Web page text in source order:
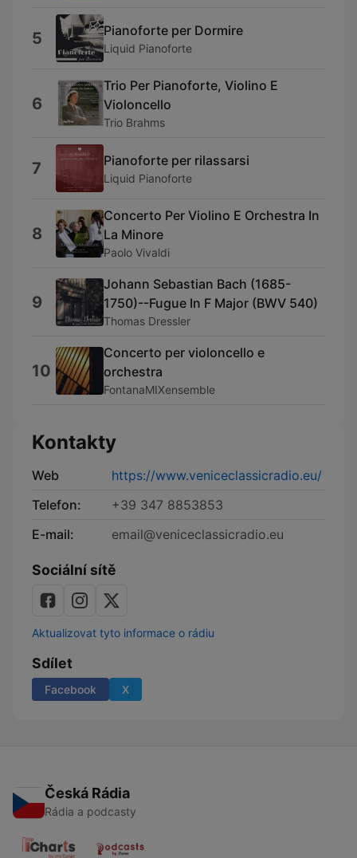
5 Pianoforte per Dormire
Liquid Pianoforte
6
Trio Per Pianoforte, Violino E
Violoncello
Trio Brahms
7 Pianoforte per rilassarsi
Liquid Pianoforte
8
Concerto Per Violino E Orchestra In
La Minore
Paolo Vivaldi
9
Johann Sebastian Bach (1685-
1750)--Fugue In F Major (BWV 540)
Thomas Dressler
10
Concerto per violoncello e
orchestra
FontanaMIXensemble
Kontakty
Web
https://www.veniceclassicradio.eu/
Telefon:
+39 347 8853853
E-mail:
email@veniceclassicradio.eu
Sociální sítě
Aktualizovat tyto informace o rádiu
Sdílet
Facebook X
Česká Rádia
Rádia a podcasty